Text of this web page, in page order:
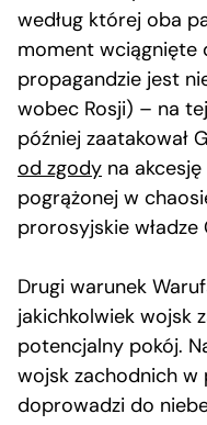
według której oba
moment wciągnięte
propagandzie jest
wobec Rosji) – na
później zaatakował
od zgody na akcesję
pogrążonej w
prorosyjskie władze
Drugi warunek
jakichkolwiek wojsk
potencjalny pokój.
wojsk zachodnich w
doprowadzi do